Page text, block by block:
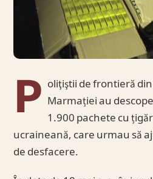
P oliţiştii de frontieră din
Marmației au
1.900 pachete cu
ucraineană, care urmau să
de desfacere.